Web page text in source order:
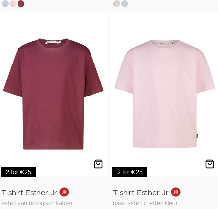
2 for €25
T-shirt Esther Jr
t-shirt van biologisch katoen
2 for €25
T-shirt Esther Jr
basic t-shirt in effen kleur